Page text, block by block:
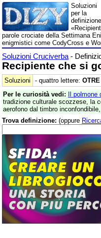
Soluzioni
per la
definizione
parole crociate della Settimana
enigmistici come CodyCross e
Soluzioni Cruciverba -
Recipiente che si
Soluzioni - quattro lettere: OTRE
Per le curiosità vedi: Il polmone
tradizione culturale scozzese, la
aerofono dal timbro
Trova definizione: (oppure